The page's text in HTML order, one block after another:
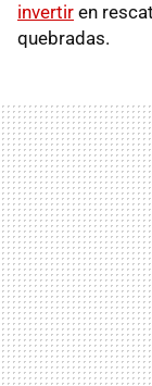
invertir en
quebradas.